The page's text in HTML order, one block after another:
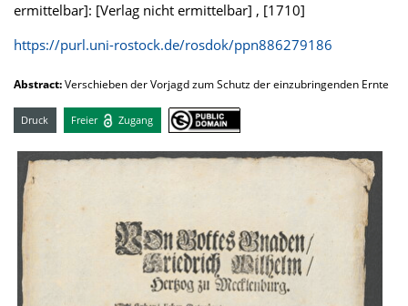
ermittelbar]: [Verlag nicht ermittelbar] , [1710]
https://purl.uni-rostock.de/rosdok/ppn886279186
Abstract:Verschieben der Vorjagd zum Schutz der einzubringenden Ernte
Druck Freier Zugang